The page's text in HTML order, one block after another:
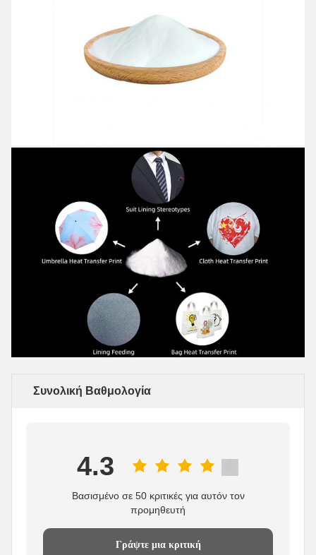
Συνολική Βαθμολογία
4.3
Βασισμένο σε 50 κριτικές για αυτόν τον
προμηθευτή
Γράψτε μια κριτική